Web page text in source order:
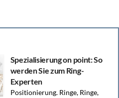
Spezialisierung on point: So
werden Sie zum Ring-
Experten
Positionierung. Ringe, Ringe,